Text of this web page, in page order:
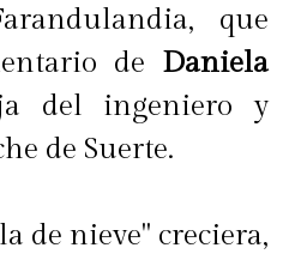
que
de Daniela
del ingeniero y
de Suerte.
de nieve" creciera,